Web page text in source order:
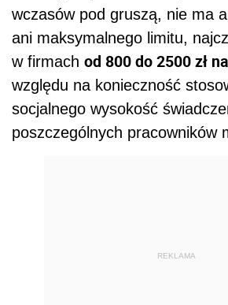
wczasów pod gruszą, nie ma
ani maksymalnego limitu,
w firmach od 800 do 2500 zł
względu na konieczność
socjalnego wysokość
poszczególnych pracowników
REKLAMA